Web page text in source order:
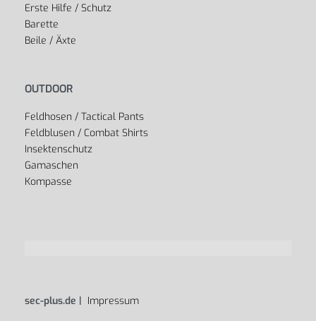
Erste Hilfe / Schutz
Barette
Beile / Äxte
OUTDOOR
Feldhosen / Tactical Pants
Feldblusen / Combat Shirts
Insektenschutz
Gamaschen
Kompasse
sec-plus.de | Impressum